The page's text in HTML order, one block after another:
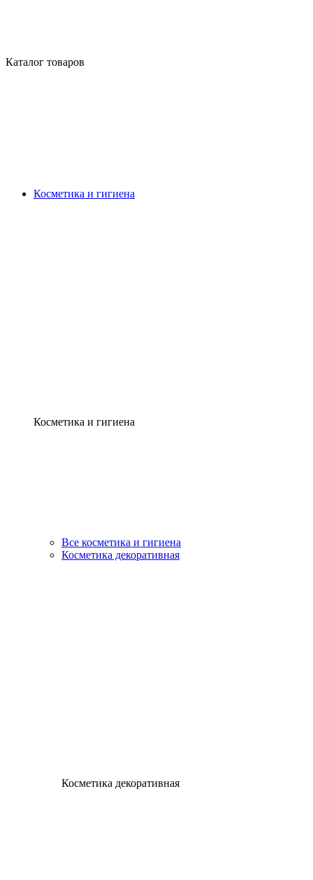
Каталог товаров
Косметика и гигиена
Косметика и гигиена
Все косметика и гигиена
Косметика декоративная
Косметика декоративная